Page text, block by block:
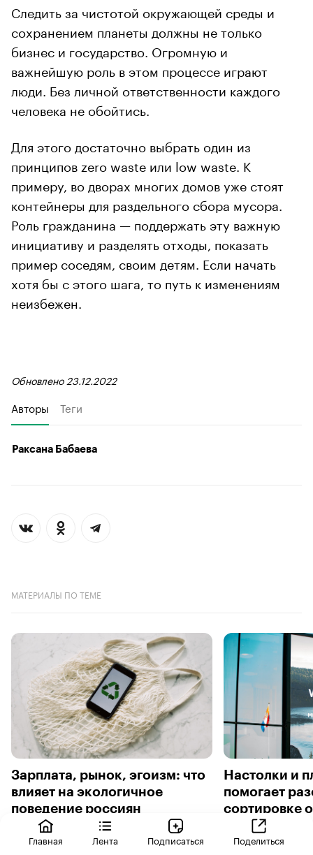
Следить за чистотой окружающей среды и
сохранением планеты должны не только
бизнес и государство. Огромную и
важнейшую роль в этом процессе играют
люди. Без личной ответственности каждого
человека не обойтись.
Для этого достаточно выбрать один из
принципов zero waste или low waste. К
примеру, во дворах многих домов уже стоят
контейнеры для раздельного сбора мусора.
Роль гражданина — поддержать эту важную
инициативу и разделять отходы, показать
пример соседям, своим детям. Если начать
хотя бы с этого шага, то путь к изменениям
неизбежен.
Обновлено 23.12.2022
Авторы Теги
Раксана Бабаева
МАТЕРИАЛЫ ПО ТЕМЕ
Зарплата, рынок, эгоизм: что
влияет на экологичное
поведение россиян
Настолки и
помогает
сортировке
Главная Лента Подписаться Поделиться